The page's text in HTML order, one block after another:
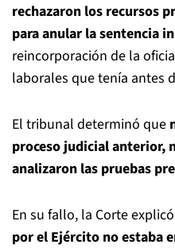
rechazaron los recursos
para anular la sentencia
reincorporación de la
laborales que tenía antes
El tribunal determinó que
proceso judicial anterior,
analizaron las pruebas
En su fallo, la Corte
por el Ejército no estaba